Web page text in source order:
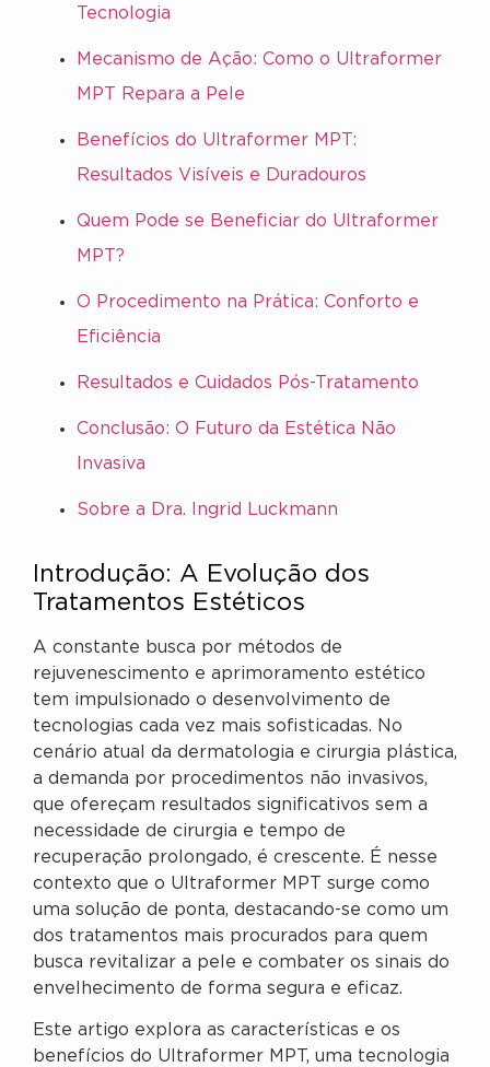
Tecnologia
Mecanismo de Ação: Como o Ultraformer
MPT Repara a Pele
Benefícios do Ultraformer MPT:
Resultados Visíveis e Duradouros
Quem Pode se Beneficiar do Ultraformer
MPT?
O Procedimento na Prática: Conforto e
Eficiência
Resultados e Cuidados Pós-Tratamento
Conclusão: O Futuro da Estética Não
Invasiva
Sobre a Dra. Ingrid Luckmann
Introdução: A Evolução dos
Tratamentos Estéticos
A constante busca por métodos de
rejuvenescimento e aprimoramento estético
tem impulsionado o desenvolvimento de
tecnologias cada vez mais sofisticadas. No
cenário atual da dermatologia e cirurgia plástica,
a demanda por procedimentos não invasivos,
que ofereçam resultados significativos sem a
necessidade de cirurgia e tempo de
recuperação prolongado, é crescente. É nesse
contexto que o Ultraformer MPT surge como
uma solução de ponta, destacando-se como um
dos tratamentos mais procurados para quem
busca revitalizar a pele e combater os sinais do
envelhecimento de forma segura e eficaz.
Este artigo explora as características e os
benefícios do Ultraformer MPT, uma tecnologia